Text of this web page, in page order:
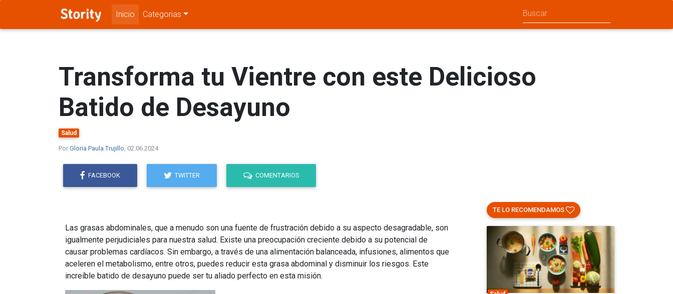
Inicio Categorias
Transforma tu Vientre con este Delicioso
Batido de Desayuno
Salud
Por Gloria Paula Trujillo , 02.06.2024
FACEBOOK TWITTER COMENTARIOS
Las grasas abdominales, que a menudo son una fuente de frustración debido a su aspecto desagradable, son
igualmente perjudiciales para nuestra salud. Existe una preocupación creciente debido a su potencial de
causar problemas cardíacos. Sin embargo, a través de una alimentación balanceada, infusiones, alimentos que
aceleren el metabolismo, entre otros, puedes reducir esta grasa abdominal y disminuir los riesgos. Este
increíble batido de desayuno puede ser tu aliado perfecto en esta misión.
TE LO RECOMENDAMOS